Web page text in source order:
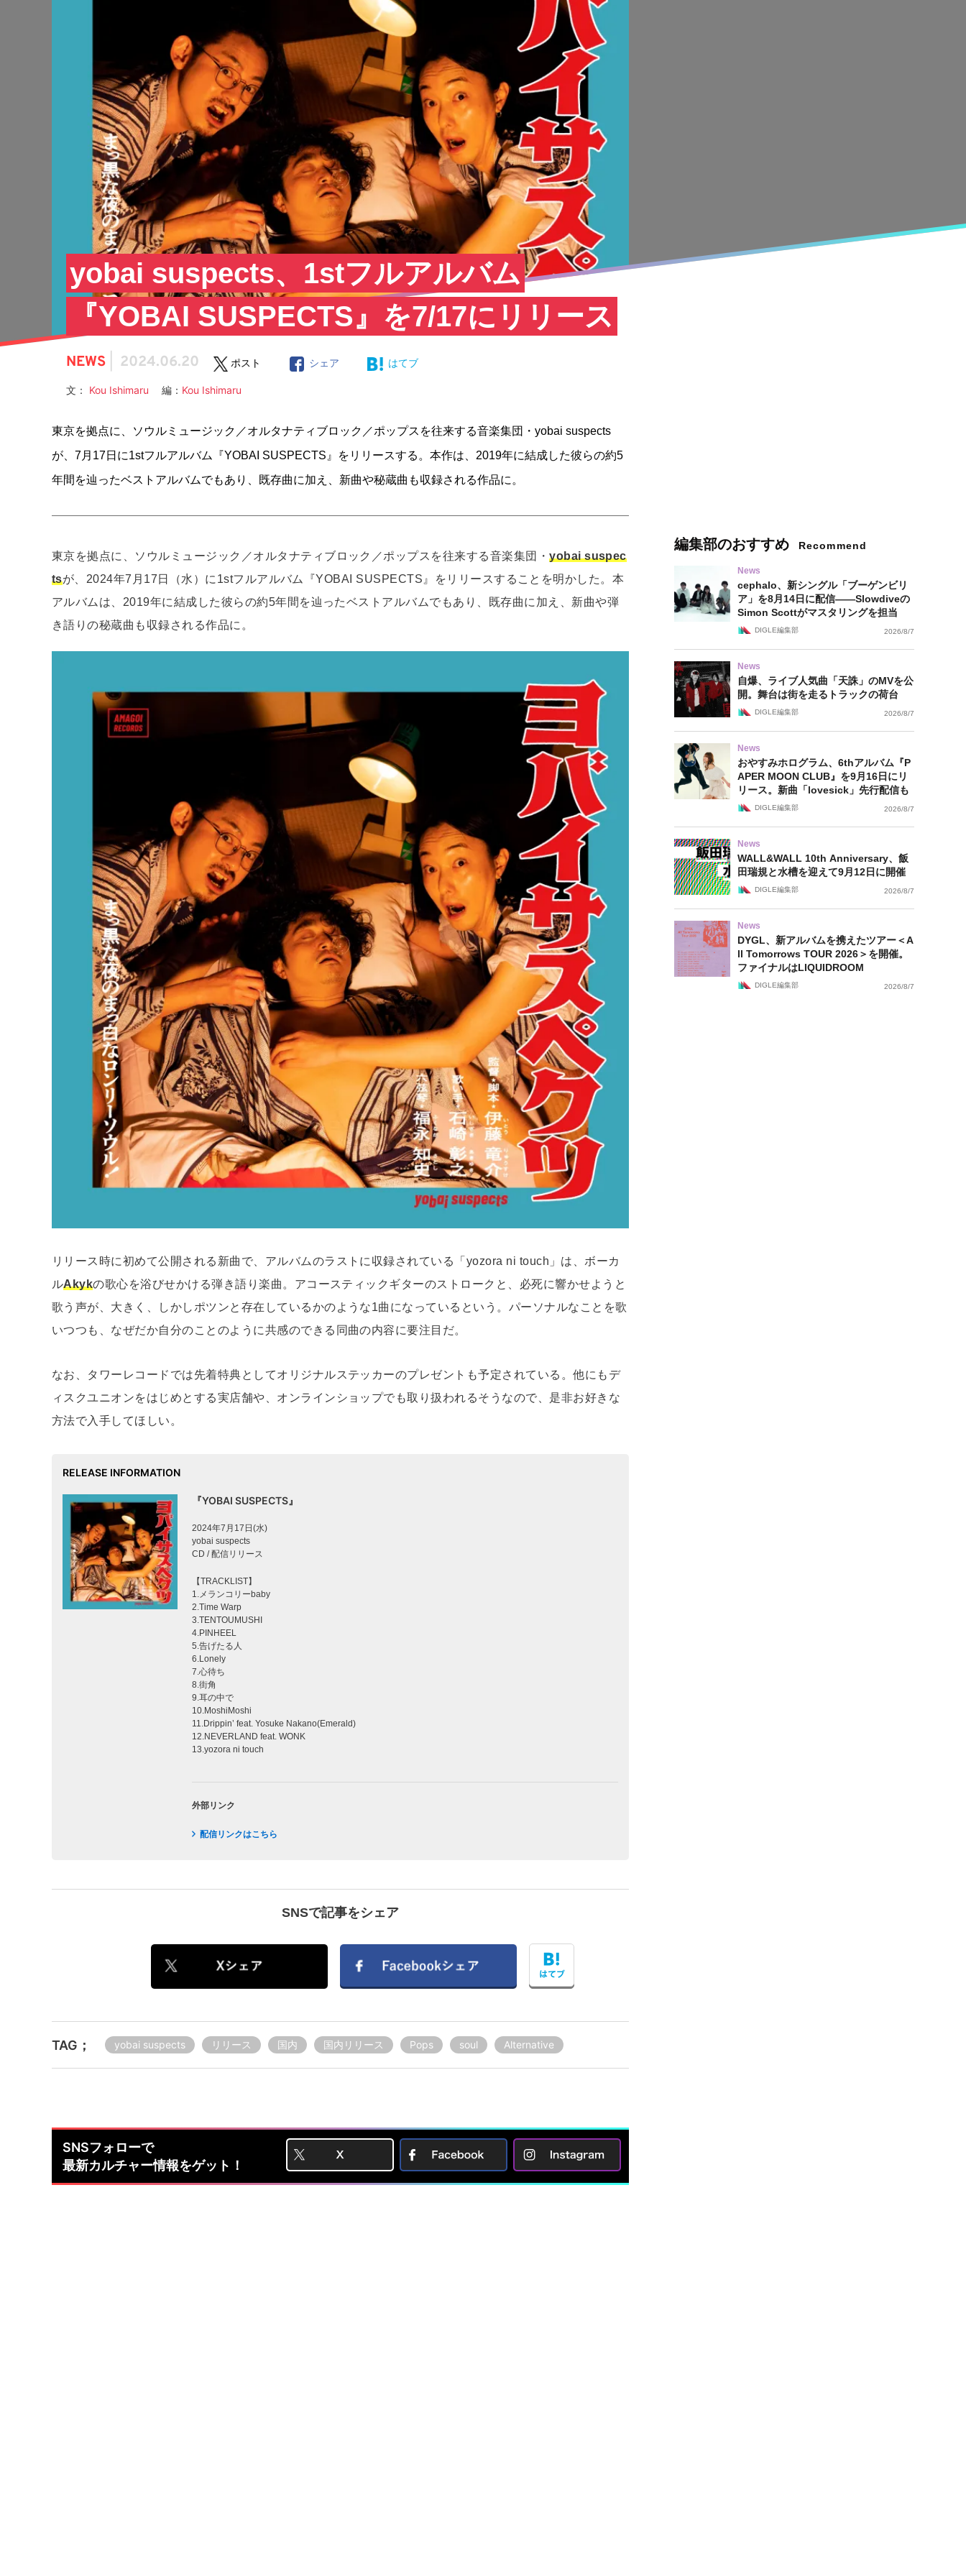
yobai suspects、1stフルアルバム
『YOBAI SUSPECTS』を7/17にリリース
NEWS 2024.06.20 ポスト シェア はてブ
文： Kou Ishimaru 編： Kou Ishimaru
東京を拠点に、ソウルミュージック／オルタナティブロック／ポップスを往来する音楽集団・yobai suspects
が、7月17日に1stフルアルバム『YOBAI SUSPECTS』をリリースする。本作は、2019年に結成した彼らの約5
年間を辿ったベストアルバムでもあり、既存曲に加え、新曲や秘蔵曲も収録される作品に。
東京を拠点に、ソウルミュージック／オルタナティブロック／ポップスを往来する音楽集団・yobai suspec
tsが、2024年7月17日（水）に1stフルアルバム『YOBAI SUSPECTS』をリリースすることを明かした。本
アルバムは、2019年に結成した彼らの約5年間を辿ったベストアルバムでもあり、既存曲に加え、新曲や弾
き語りの秘蔵曲も収録される作品に。
リリース時に初めて公開される新曲で、アルバムのラストに収録されている「yozora ni touch」は、ボーカ
ルAkykの歌心を浴びせかける弾き語り楽曲。アコースティックギターのストロークと、必死に響かせようと
歌う声が、大きく、しかしポツンと存在しているかのような1曲になっているという。パーソナルなことを歌
いつつも、なぜだか自分のことのように共感のできる同曲の内容に要注目だ。
なお、タワーレコードでは先着特典としてオリジナルステッカーのプレゼントも予定されている。他にもデ
ィスクユニオンをはじめとする実店舗や、オンラインショップでも取り扱われるそうなので、是非お好きな
方法で入手してほしい。
RELEASE INFORMATION
『YOBAI SUSPECTS』
2024年7月17日(水)
yobai suspects
CD / 配信リリース
【TRACKLIST】
1.メランコリーbaby
2.Time Warp
3.TENTOUMUSHI
4.PINHEEL
5.告げたる人
6.Lonely
7.心待ち
8.街角
9.耳の中で
10.MoshiMoshi
11.Drippin’ feat. Yosuke Nakano(Emerald)
12.NEVERLAND feat. WONK
13.yozora ni touch
外部リンク
配信リンクはこちら
SNSで記事をシェア
TAG； yobai suspects リリース 国内 国内リリース Pops soul Alternative
SNSフォローで
最新カルチャー情報をゲット！
編集部のおすすめ Recommend
News
cephalo、新シングル「ブーゲンビリ
ア」を8月14日に配信——Slowdiveの
Simon Scottがマスタリングを担当
DIGLE編集部 2026/8/7
News
自爆、ライブ人気曲「天誅」のMVを公
開。舞台は街を走るトラックの荷台
DIGLE編集部 2026/8/7
News
おやすみホログラム、6thアルバム『P
APER MOON CLUB』を9月16日にリ
リース。新曲「lovesick」先行配信も
DIGLE編集部 2026/8/7
News
WALL&WALL 10th Anniversary、飯
田瑞規と水槽を迎えて9月12日に開催
DIGLE編集部 2026/8/7
News
DYGL、新アルバムを携えたツアー＜A
ll Tomorrows TOUR 2026＞を開催。
ファイナルはLIQUIDROOM
DIGLE編集部 2026/8/7